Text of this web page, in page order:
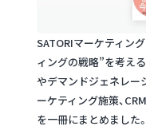
SATORIマーケティン
ィングの戦略”を考え
やデマンドジェネレー
ーケティング施策、
を一冊にまとめました